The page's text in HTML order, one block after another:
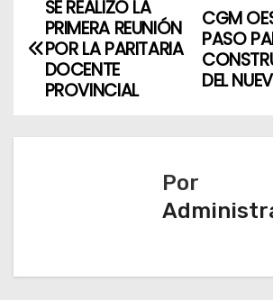
N
a
e
i
CGM
PASO
DEL
SE REALIZÓ LA
PRIMERA REUNIÓN
POR LA PARITARIA
DOCENTE
PROVINCIAL
Por